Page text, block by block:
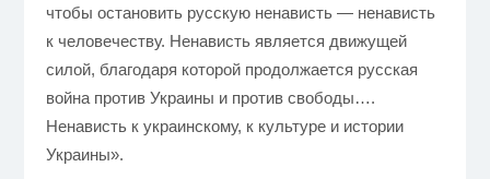
чтобы остановить русскую ненависть — ненависть
к человечеству. Ненависть является движущей
силой, благодаря которой продолжается русская
война против Украины и против свободы….
Ненависть к украинскому, к культуре и истории
Украины».